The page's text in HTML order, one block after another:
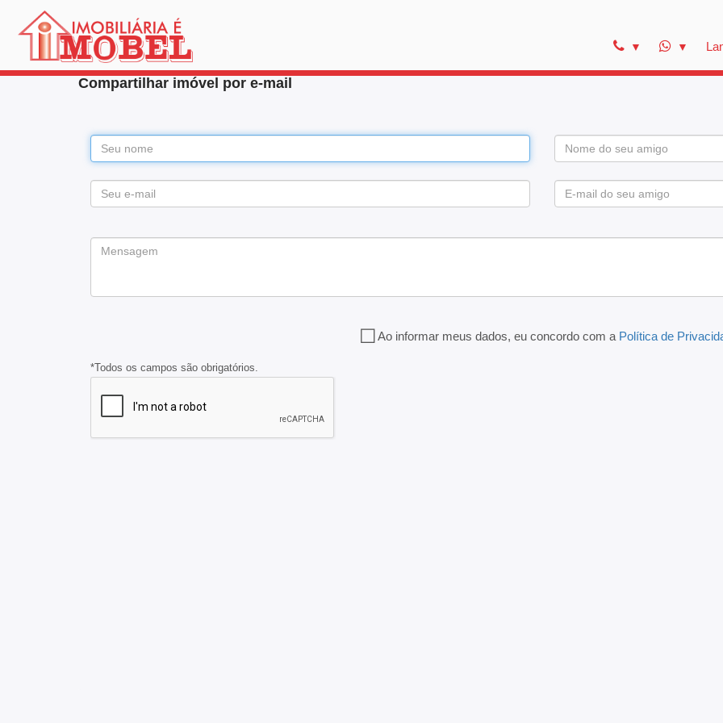
Compartilhar imóvel por e-mail
Ao informar meus dados, eu concordo com a Política de
*Todos os campos são obrigatórios.